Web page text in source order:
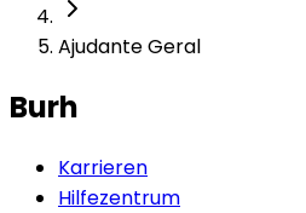
Ajudante Geral
Burh
Karrieren
Hilfezentrum